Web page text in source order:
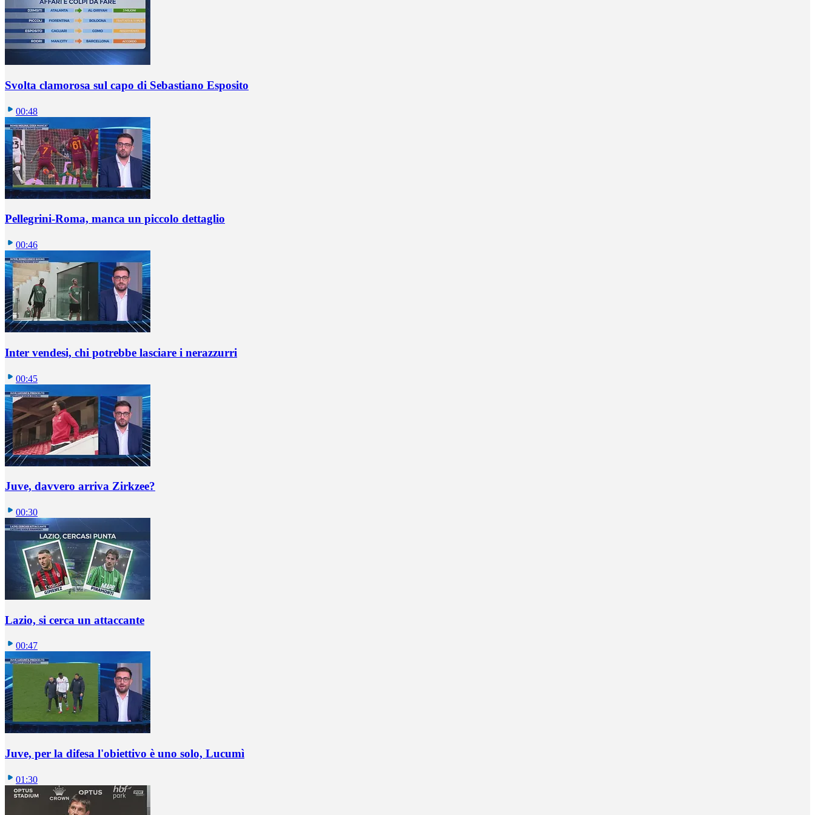
Svolta clamorosa sul capo di Sebastiano Esposito
00:48
Pellegrini-Roma, manca un piccolo dettaglio
00:46
Inter vendesi, chi potrebbe lasciare i nerazzurri
00:45
Juve, davvero arriva Zirkzee?
00:30
Lazio, si cerca un attaccante
00:47
Juve, per la difesa l'obiettivo è uno solo, Lucumì
01:30